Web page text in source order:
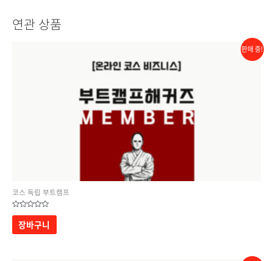
연관 상품
판매 중!
코스 독립 부트캠프
5
중에서
로
장바구니